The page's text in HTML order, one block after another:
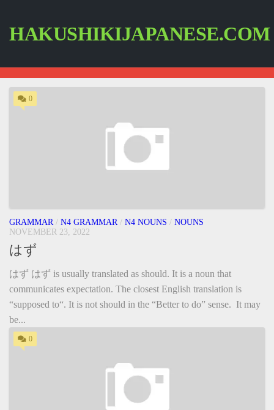
content
HAKUSHIKIJAPANESE.COM
0
GRAMMAR / N4 GRAMMAR / N4 NOUNS / NOUNS
NOVEMBER 23, 2022
はず
はず はず is usually translated as should. It is a noun that
communicates expectation. The closest English translation is
“supposed to“. It is not should in the “Better to do” sense. It may
be...
0